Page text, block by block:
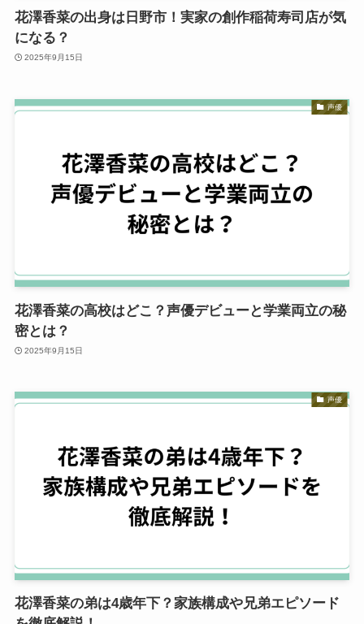
花澤香菜の出身は日野市！実家の創作稲荷寿司店が気
になる？
2025年9月15日
声優
花澤香菜の高校はどこ？声優デビューと学業両立の秘
密とは？
2025年9月15日
声優
花澤香菜の弟は4歳年下？家族構成や兄弟エピソード